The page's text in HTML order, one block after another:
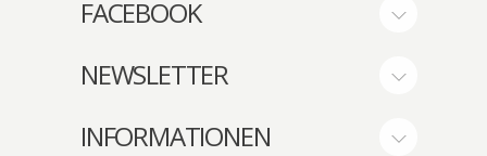
FACEBOOK
NEWSLETTER
INFORMATIONEN